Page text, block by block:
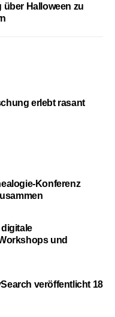
über Halloween zu
erlebt rasant
Konferenz
und
veröffentlicht 18